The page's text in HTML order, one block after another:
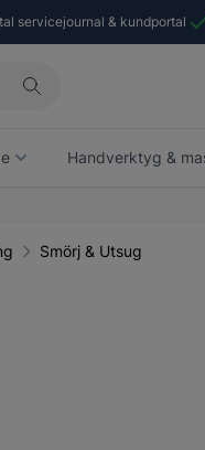
servicejournal & kundportal
Handverktyg &
Smörj & Utsug